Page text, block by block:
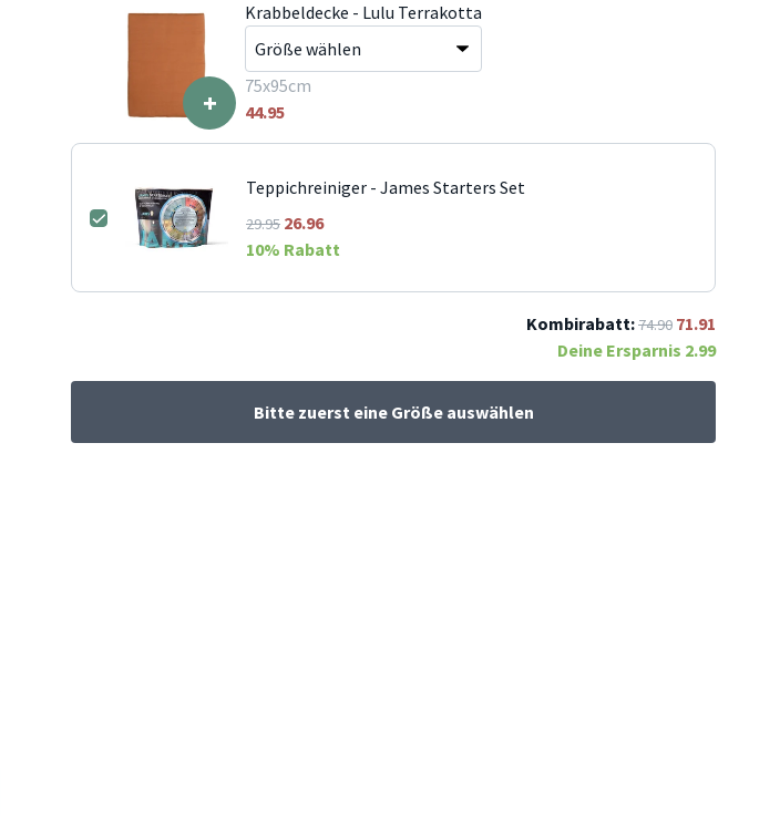
+
Krabbeldecke - Lulu Terrakotta
75x95cm
44.95
Teppichreiniger - James Starters Set
29.95 26.96
10% Rabatt
Kombirabatt:74.90 71.91
Deine Ersparnis 2.99
Bitte zuerst eine Größe auswählen